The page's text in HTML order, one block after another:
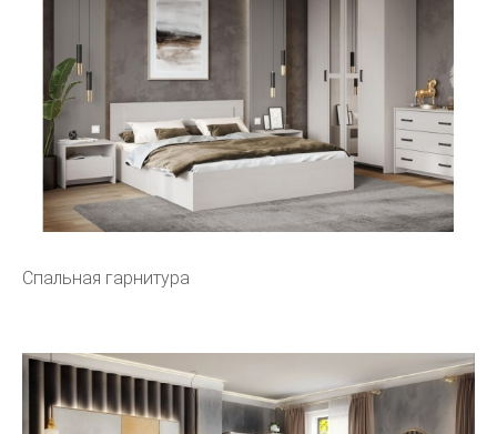
Спальная гарнитура